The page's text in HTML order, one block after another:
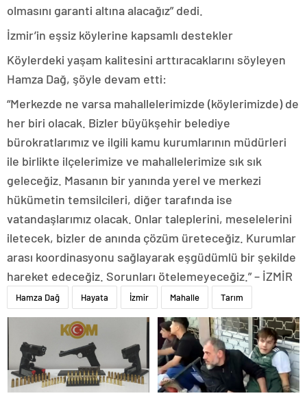
olmasını garanti altına alacağız” dedi.
İzmir’in eşsiz köylerine kapsamlı destekler
Köylerdeki yaşam kalitesini arttıracaklarını söyleyen
Hamza Dağ, şöyle devam etti:
“Merkezde ne varsa mahallelerimizde (köylerimizde) de
her biri olacak. Bizler büyükşehir belediye
bürokratlarımız ve ilgili kamu kurumlarının müdürleri
ile birlikte ilçelerimize ve mahallelerimize sık sık
geleceğiz. Masanın bir yanında yerel ve merkezi
hükümetin temsilcileri, diğer tarafında ise
vatandaşlarımız olacak. Onlar taleplerini, meselelerini
iletecek, bizler de anında çözüm üreteceğiz. Kurumlar
arası koordinasyonu sağlayarak eşgüdümlü bir şekilde
hareket edeceğiz. Sorunları ötelemeyeceğiz.” – İZMİR
Hamza Dağ Hayata İzmir Mahalle Tarım